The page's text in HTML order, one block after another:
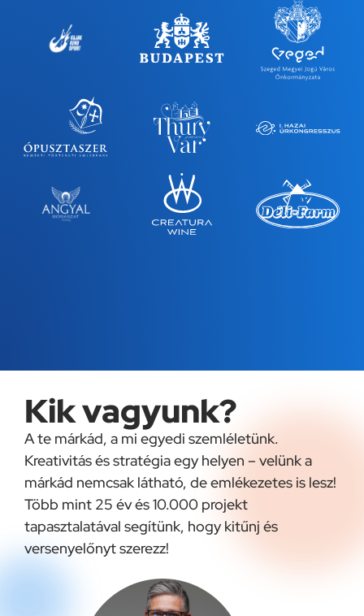
Kik vagyunk?
A te márkád, a mi egyedi szemléletünk.
Kreativitás és stratégia egy helyen – velünk a
márkád nemcsak látható, de emlékezetes is lesz!
Több mint 25 év és 10.000 projekt
tapasztalatával segítünk, hogy kitűnj és
versenyelőnyt szerezz!